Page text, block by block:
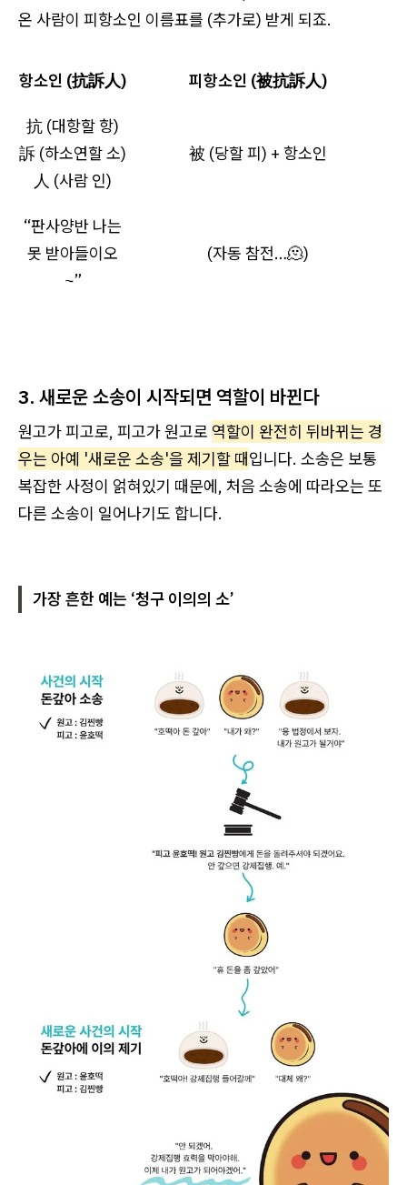
온 사람이 피항소인 이름표를 (추가로) 받게 되죠.
항소인 (抗訴人) 피항소인 (被抗訴人)
抗 (대항할 항)
訴 (하소연할 소)
人 (사람 인)
被 (당할 피) + 항소인
“판사양반 나는
못 받아들이오
~”
(자동 참전…🫠)
3. 새로운 소송이 시작되면 역할이 바뀐다
원고가 피고로, 피고가 원고로 역할이 완전히 뒤바뀌는 경
우는 아예 '새로운 소송'을 제기할 때입니다. 소송은 보통
복잡한 사정이 얽혀있기 때문에, 처음 소송에 따라오는 또
다른 소송이 일어나기도 합니다.
가장 흔한 예는 ‘청구 이의의 소’